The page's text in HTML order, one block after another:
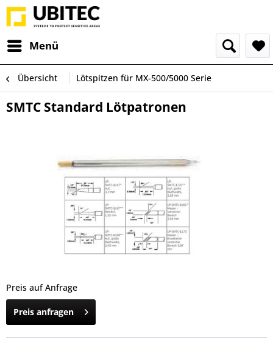
Menü
Übersicht Lötspitzen für MX-500/5000 Serie
SMTC Standard Lötpatronen
Preis auf Anfrage
Preis anfragen